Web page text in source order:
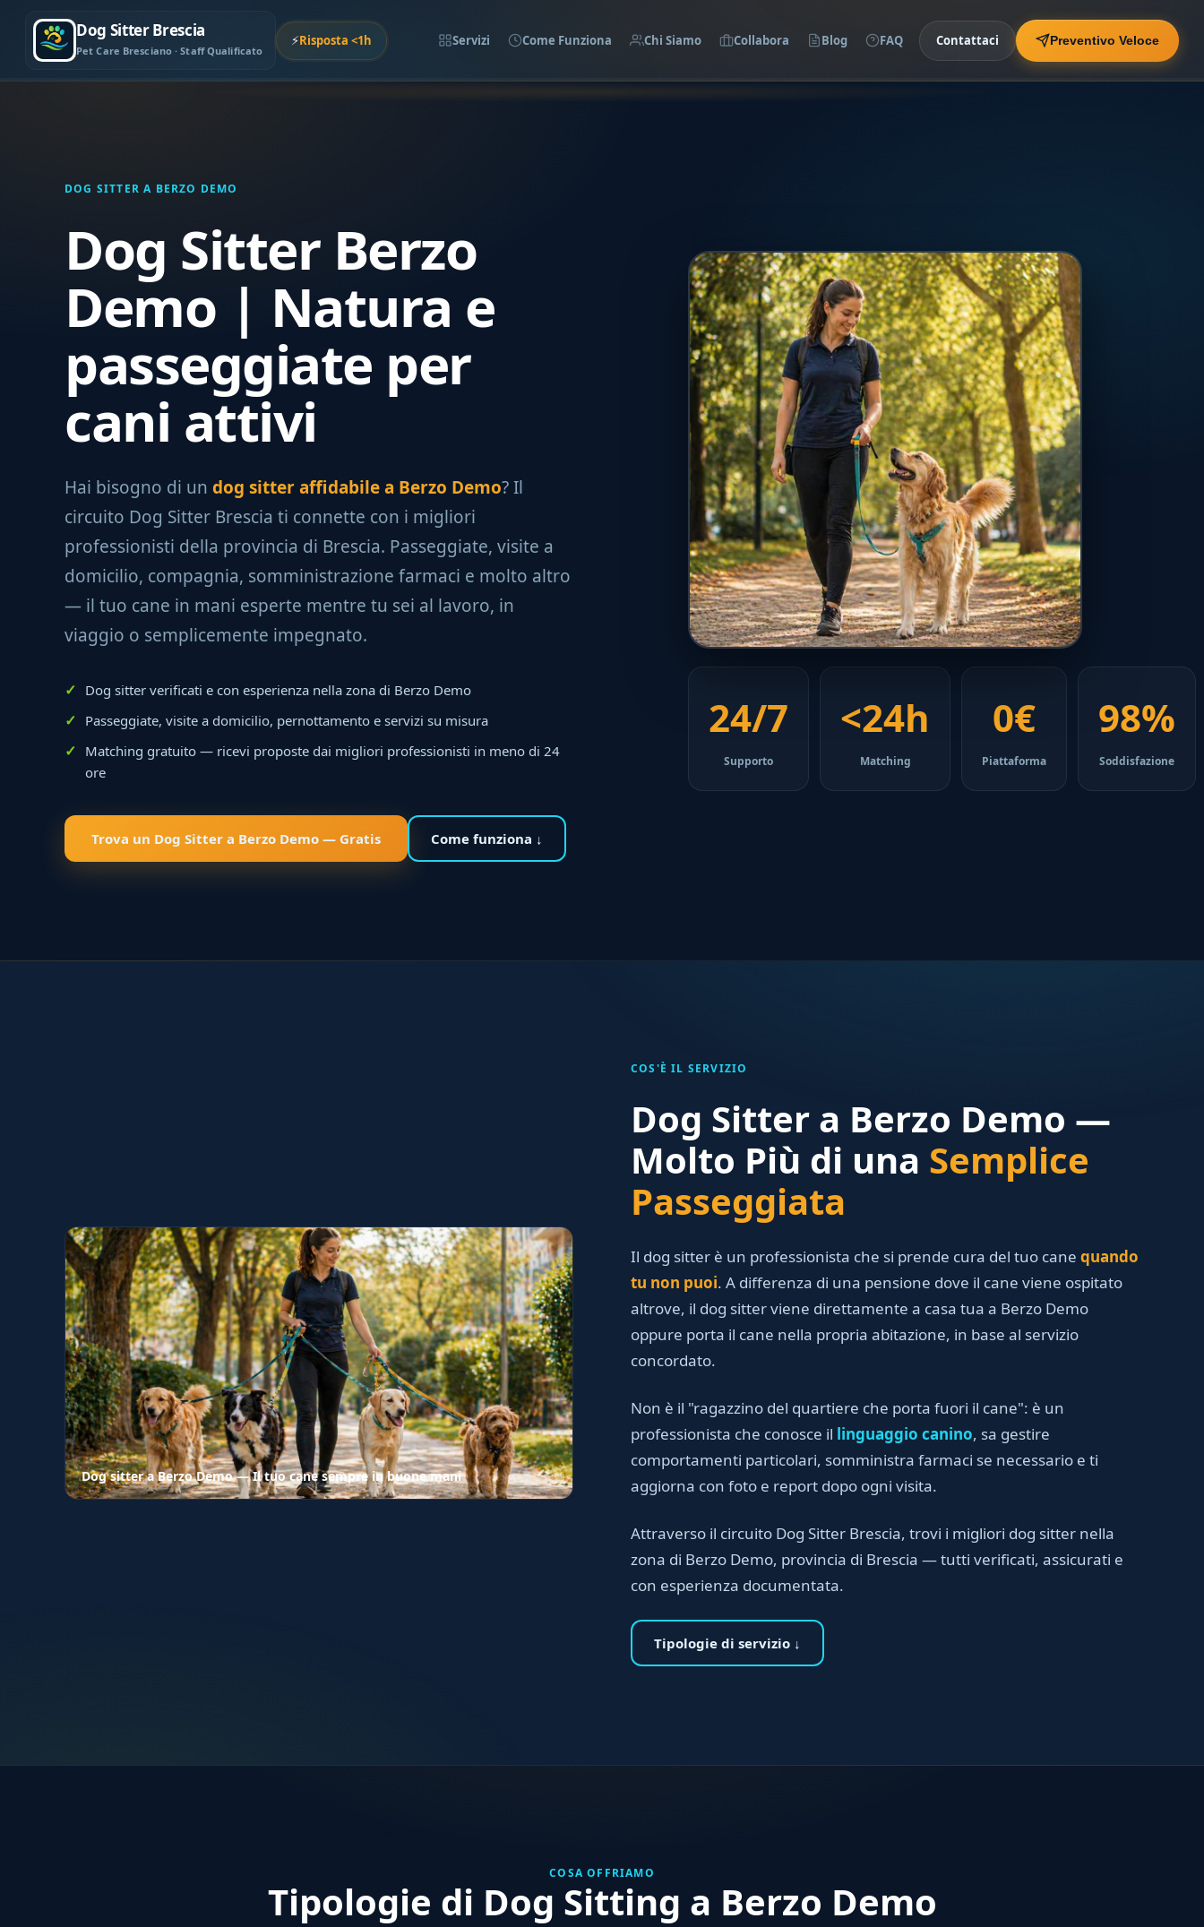
Dog Sitter Brescia
Pet Care Bresciano · Staff Qualificato
⚡Risposta <1h Servizi Come Funziona Chi Siamo Collabora Blog FAQ Contattaci Preventivo Veloce
DOG SITTER A BERZO DEMO
Dog Sitter Berzo
Demo | Natura e
passeggiate per
cani attivi
Hai bisogno di un dog sitter affidabile a Berzo Demo? Il
circuito Dog Sitter Brescia ti connette con i migliori
professionisti della provincia di Brescia. Passeggiate, visite a
domicilio, compagnia, somministrazione farmaci e molto altro
— il tuo cane in mani esperte mentre tu sei al lavoro, in
viaggio o semplicemente impegnato.
Dog sitter verificati e con esperienza nella zona di Berzo Demo
Passeggiate, visite a domicilio, pernottamento e servizi su misura
Matching gratuito — ricevi proposte dai migliori professionisti in meno di 24
ore
Trova un Dog Sitter a Berzo Demo — Gratis Come funziona ↓
24/7
Supporto
<24h
Matching
0€
Piattaforma
98%
Soddisfazione
Dog sitter a Berzo Demo — Il tuo cane sempre in buone mani
COS'È IL SERVIZIO
Dog Sitter a Berzo Demo —
Molto Più di una Semplice
Passeggiata
Il dog sitter è un professionista che si prende cura del tuo cane quando
tu non puoi. A differenza di una pensione dove il cane viene ospitato
altrove, il dog sitter viene direttamente a casa tua a Berzo Demo
oppure porta il cane nella propria abitazione, in base al servizio
concordato.
Non è il "ragazzino del quartiere che porta fuori il cane": è un
professionista che conosce il linguaggio canino, sa gestire
comportamenti particolari, somministra farmaci se necessario e ti
aggiorna con foto e report dopo ogni visita.
Attraverso il circuito Dog Sitter Brescia, trovi i migliori dog sitter nella
zona di Berzo Demo, provincia di Brescia — tutti verificati, assicurati e
con esperienza documentata.
Tipologie di servizio ↓
COSA OFFRIAMO
Tipologie di Dog Sitting a Berzo Demo